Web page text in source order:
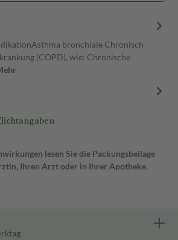
bronchiale Chronisch
(COPD), wie: Chronische
lesen Sie die Packungsbeilage
Ihren Arzt oder in Ihrer Apotheke.